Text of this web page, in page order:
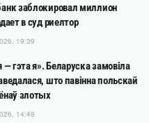
заблокировал миллион
в суд риелтор
19:39
гэта я». Беларуска замовіла
што павінна польскай
злотых
14:48